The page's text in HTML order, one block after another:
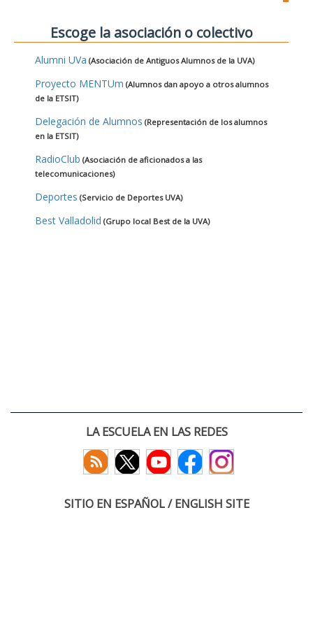
Escoge la asociación o colectivo
Alumni UVa (Asociación de Antiguos Alumnos de la UVA)
Proyecto MENTUm (Alumnos dan apoyo a otros alumnos
de la ETSIT)
Delegación de Alumnos (Representación de los alumnos
en la ETSIT)
RadioClub (Asociación de aficionados a las
telecomunicaciones)
Deportes (Servicio de Deportes UVA)
Best Valladolid (Grupo local Best de la UVA)
LA ESCUELA EN LAS REDES
SITIO EN ESPAÑOL / ENGLISH SITE